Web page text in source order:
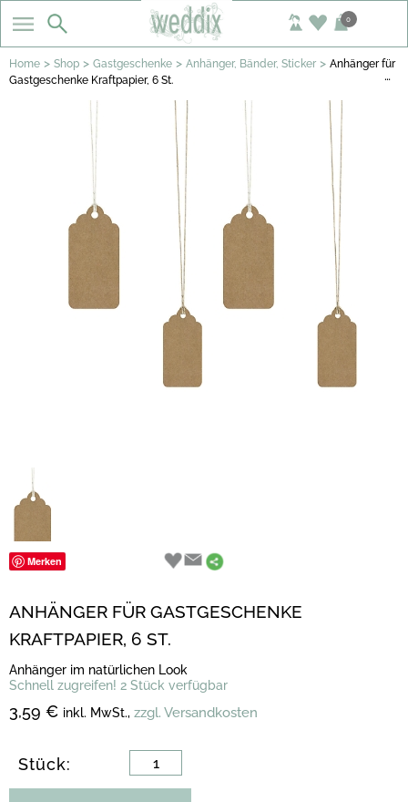
0
Home > Shop > Gastgeschenke > Anhänger, Bänder, Sticker > Anhänger für
Gastgeschenke Kraftpapier, 6 St.
…
Merken
ANHÄNGER FÜR GASTGESCHENKE
KRAFTPAPIER, 6 ST.
Anhänger im natürlichen Look
Schnell zugreifen! 2 Stück verfügbar
3,59 € inkl. MwSt., zzgl. Versandkosten
Stück: